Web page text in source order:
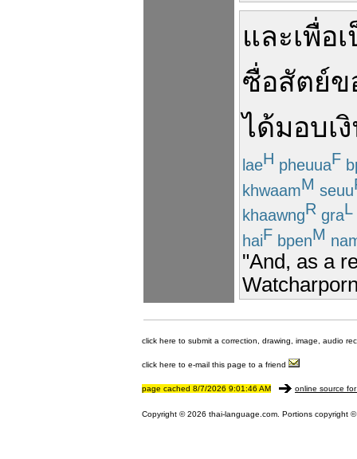
และเพื่อ
ซื่อสัตย์ข
ได้มอบเ
laeH pheuuaF
khwaamM seuu
khaawngR graL
haiF bpenM
"And, as a
click here to submit a correction, drawing, image, audio
click here to e-mail this page to a friend
page cached 8/7/2026 9:01:46 AM online source
Copyright © 2026 thai-language.com. Portions copyright